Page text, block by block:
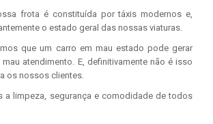
frota é constituída por táxis modernos e,
o estado geral das nossas viaturas.
que um carro em mau estado pode gerar
atendimento. E, definitivamente não é isso
os nossos clientes.
a limpeza, segurança e comodidade de todos